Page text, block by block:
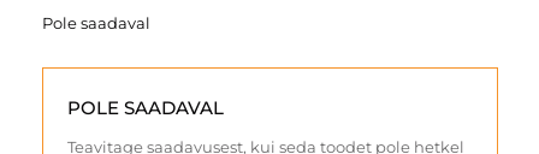
Pole saadaval
POLE SAADAVAL
Teavitage saadavusest, kui seda toodet pole hetkel